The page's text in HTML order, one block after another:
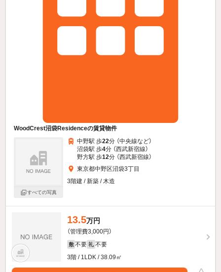
WoodCrest沼袋Residenceの賃貸物件
すべての写真
中野駅 歩22分 （中央線など）
沼袋駅 歩4分 （西武新宿線）
野方駅 歩12分 （西武新宿線）
東京都中野区沼袋3丁目
3階建 / 新築 / 木造
13.5万円
（管理費3,000円）
敷 不要 礼 不要
3階 / 1LDK / 38.09㎡